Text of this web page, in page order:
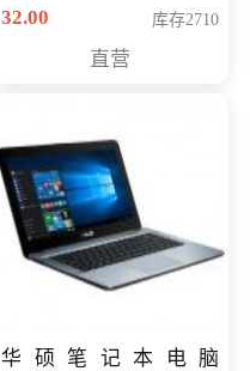
32.00
库存2710
直营
华硕笔记本电脑